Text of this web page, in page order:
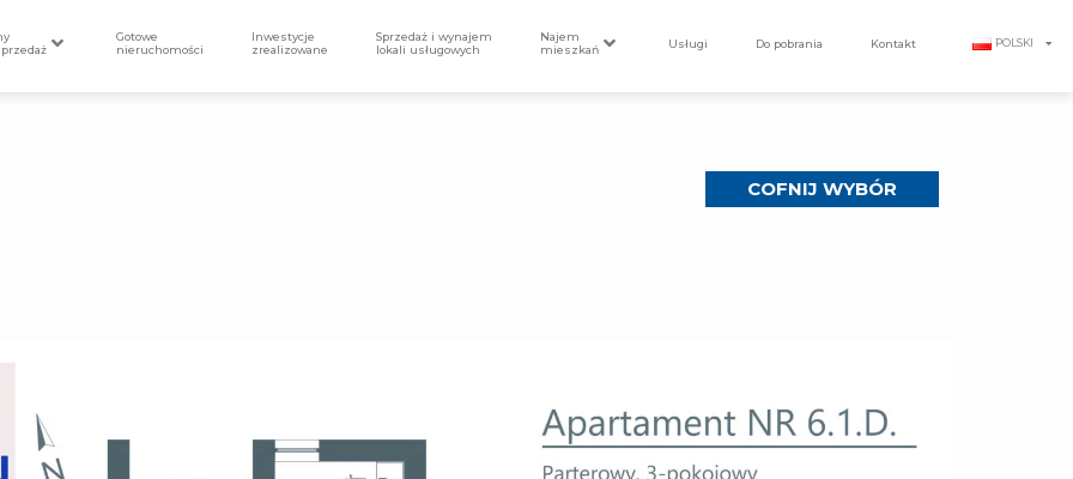
Gotowe
nieruchomości
Inwestycje
zrealizowane
Sprzedaż i wynajem
lokali usługowych
Najem
mieszkań
Usługi Do pobrania Kontakt POLSKI
COFNIJ WYBÓR